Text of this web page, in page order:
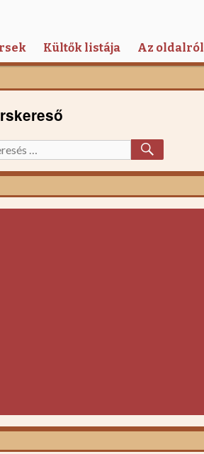
Kültők listája Az oldalról